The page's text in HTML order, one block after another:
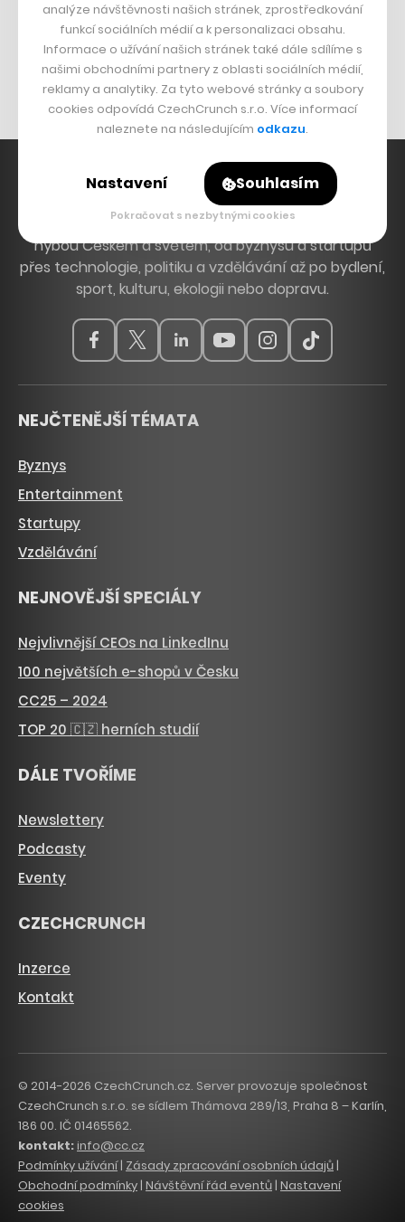
Bomma není tichá
Originální hodinky
Nábytek z betonu
Hlavní zdroj inspirace. Věnujeme se tématům, která
hýbou Českem a světem, od byznysu a startupů
přes technologie, politiku a vzdělávání až po bydlení,
sport, kulturu, ekologii nebo dopravu.
NEJČTENĚJŠÍ TÉMATA
Byznys
Entertainment
Startupy
Vzdělávání
NEJNOVĚJŠÍ SPECIÁLY
Nejvlivnější CEOs na LinkedInu
100 největších e-shopů v Česku
CC25 – 2024
TOP 20 🇨🇿 herních studií
DÁLE TVOŘÍME
Newslettery
Podcasty
Eventy
CZECHCRUNCH
Inzerce
Kontakt
© 2014-2026 CzechCrunch.cz. Server provozuje společnost
CzechCrunch s.r.o. se sídlem Thámova 289/13, Praha 8 – Karlín,
186 00. IČ 01465562.
kontakt:info@cc.cz
Podmínky užívání| Zásady zpracování osobních údajů |
Obchodní podmínky | Návštěvní řád eventů | Nastavení
cookies
analýze návštěvnosti našich stránek, zprostředkování
funkcí sociálních médií a k personalizaci obsahu.
Informace o užívání našich stránek také dále sdílíme s
našimi obchodními partnery z oblasti sociálních médií,
reklamy a analytiky. Za tyto webové stránky a soubory
cookies odpovídá CzechCrunch s.r.o. Více informací
naleznete na následujícím odkazu.
Nastavení Souhlasím
Pokračovat s nezbytnými cookies